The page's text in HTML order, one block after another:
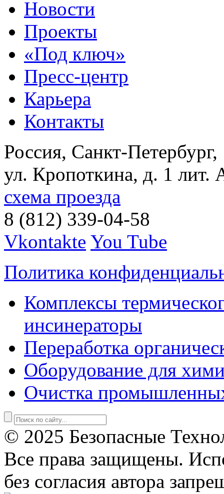
Новости
Проекты
«Под ключ»
Пресс-центр
Карьера
Контакты
Россия, Санкт-Петербург,
ул. Кропоткина, д. 1 лит.
схема проезда
8 (812) 339-04-58
Vkontakte You Tube
Политика
Комплексы
инсинераторы
Переработка
Оборудование для
Очистка
© 2025 Безопасные
Все права защищены.
без согласия автора